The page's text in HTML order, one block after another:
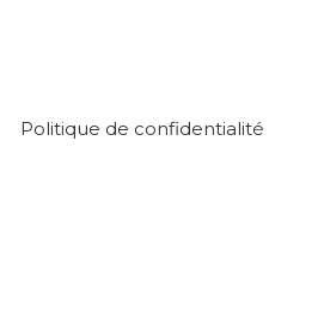
Politique de confidentialité